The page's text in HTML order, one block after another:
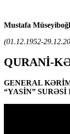
Mustafa
(01.12.1952-
QURANİ-
GENERAL
“YASİN” SURƏSİ